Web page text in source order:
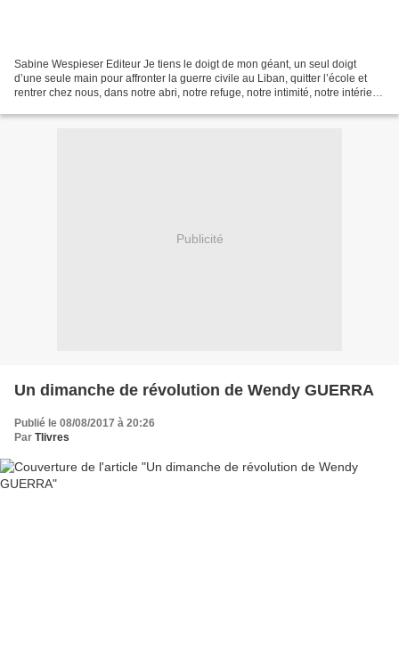
Sabine Wespieser Editeur Je tiens le doigt de mon géant, un seul doigt
d’une seule main pour affronter la guerre civile au Liban, quitter l’école et
rentrer chez nous, dans notre abri, notre refuge, notre intimité, notre intérieur
Publicité
Un dimanche de révolution de Wendy GUERRA
Publié le 08/08/2017 à 20:26
Par Tlivres